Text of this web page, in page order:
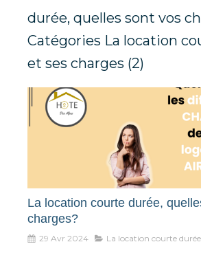
durée, quelles sont vos
Catégories La location
et ses charges (2)
La location courte durée,
charges?
29 Avr 2024 La location courte